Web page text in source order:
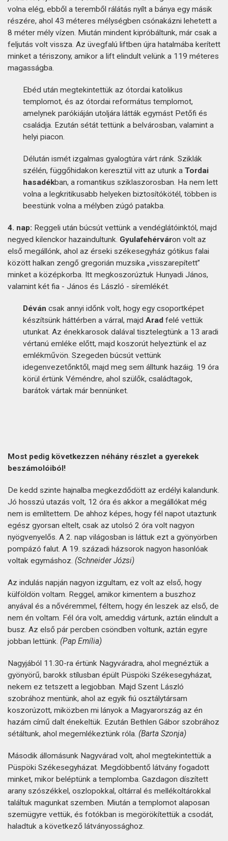
volna elég, ebből a teremből rálátás nyílt a bánya egy másik
részére, ahol 43 méteres mélységben csónakázni lehetett a
8 méter mély vízen. Miután mindent kipróbáltunk, már csak a
feljutás volt vissza. Az üvegfalú liftben újra hatalmába kerített
minket a tériszony, amikor a lift elindult velünk a 119 méteres
magasságba.
Ebéd után megtekintettük az ótordai katolikus
templomot, és az ótordai református templomot,
amelynek parókiáján utoljára látták egymást Petőfi és
családja. Ezután sétát tettünk a belvárosban, valamint a
helyi piacon.
Délután ismét izgalmas gyalogtúra várt ránk. Sziklák
szélén, függőhidakon keresztül vitt az utunk a Tordai
hasadékban, a romantikus sziklaszorosban. Ha nem lett
volna a legkritikusabb helyeken biztosítókötél, többen is
beestünk volna a mélyben zúgó patakba.
4. nap: Reggeli után búcsút vettünk a vendéglátóinktól, majd
negyed kilenckor hazaindultunk. Gyulafehérváron volt az
első megállónk, ahol az érseki székesegyház gótikus falai
között halkan zengő gregorián muzsika „visszarepített”
minket a középkorba. Itt megkoszorúztuk Hunyadi János,
valamint két fia - János és László - síremlékét.
Déván csak annyi időnk volt, hogy egy csoportképet
készítsünk háttérben a várral, majd Arad felé vettük
utunkat. Az énekkarosok dalával tisztelegtünk a 13 aradi
vértanú emléke előtt, majd koszorút helyeztünk el az
emlékművön. Szegeden búcsút vettünk
idegenvezetőnktől, majd meg sem álltunk hazáig. 19 óra
körül értünk Véméndre, ahol szülők, családtagok,
barátok vártak már bennünket.
Most pedig következzen néhány részlet a gyerekek
beszámolóiból!
De kedd szinte hajnalba megkezdődött az erdélyi kalandunk.
Jó hosszú utazás volt, 12 óra és akkor a megállókat még
nem is említettem. De ahhoz képes, hogy fél napot utaztunk
egész gyorsan eltelt, csak az utolsó 2 óra volt nagyon
nyögvenyelős. A 2. nap világosban is láttuk ezt a gyönyörben
pompázó falut. A 19. századi házsorok nagyon hasonlóak
voltak egymáshoz. (Schneider Józsi)
Az indulás napján nagyon izgultam, ez volt az első, hogy
külföldön voltam. Reggel, amikor kimentem a buszhoz
anyával és a nővéremmel, féltem, hogy én leszek az első, de
nem én voltam. Fél óra volt, ameddig vártunk, aztán elindult a
busz. Az első pár percben csöndben voltunk, aztán egyre
jobban lettünk. (Pap Emília)
Nagyjából 11.30-ra értünk Nagyváradra, ahol megnéztük a
gyönyörű, barokk stílusban épült Püspöki Székesegyházat,
nekem ez tetszett a legjobban. Majd Szent László
szobrához mentünk, ahol az egyik fiú osztálytársam
koszorúzott, miközben mi lányok a Magyarország az én
hazám című dalt énekeltük. Ezután Bethlen Gábor szobrához
sétáltunk, ahol megemlékeztünk róla. (Barta Szonja)
Második állomásunk Nagyvárad volt, ahol megtekintettük a
Püspöki Székesegyházat. Megdöbbentő látvány fogadott
minket, mikor beléptünk a templomba. Gazdagon díszített
arany szószékkel, oszlopokkal, oltárral és mellékoltárokkal
találtuk magunkat szemben. Miután a templomot alaposan
szemügyre vettük, és fotókban is megörökítettük a csodát,
haladtuk a következő látványossághoz.